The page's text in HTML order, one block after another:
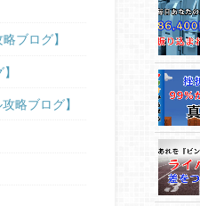
ブログ】
略ブログ】